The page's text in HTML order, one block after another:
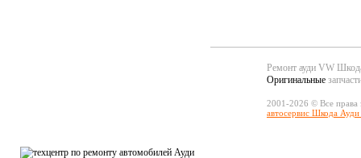
Ремонт ауди VW
Оригинальные
2001-2026 © Все
автосервис Шкода